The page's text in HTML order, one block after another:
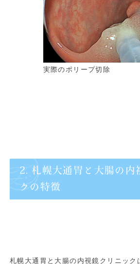
実際のポリープ切除
2. 札幌大通胃と大腸の内
クの特徴
札幌大通胃と大腸の内視鏡クリニック